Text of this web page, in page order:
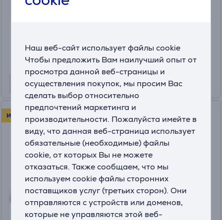
Наш веб-сайт использует файлы cookie
Чтобы предложить Вам наилучший опыт от
просмотра данной веб-страницы и
осуществления покупок, мы просим Вас
сделать выбор относительно
предпочтений маркетинга и
производительности. Пожалуйста имейте в
виду, что данная веб-страница использует
обязательные (необходимые) файлы
cookie, от которых Вы не можете
отказаться. Также сообщаем, что мы
используем cookie файлы сторонних
поставщиков услуг (третьих сторон). Они
отправляются с устройств или доменов,
которые не управляются этой веб-
10 месяцев 18 €
Tefal XXL Dual Easy Fry, 2700
Вт, 11 л, темно-серый -
Аэрогриль
(15)
EY942HE0
На складе
Цена:
189.99 €
10 месяцев 20 €